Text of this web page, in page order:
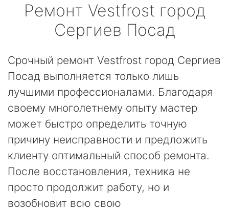
Ремонт Vestfrost город
Сергиев Посад
Срочный ремонт Vestfrost город Сергиев
Посад выполняется только лишь
лучшими профессионалами. Благодаря
своему многолетнему опыту мастер
может быстро определить точную
причину неисправности и предложить
клиенту оптимальный способ ремонта.
После восстановления, техника не
просто продолжит работу, но и
возобновит всю свою